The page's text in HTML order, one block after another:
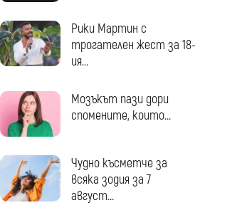
Рики Мартин с
трогателен жест за 18-
ия...
Мозъкът пази дори
спомените, които...
Чудно късметче за
всяка зодия за 7
август...